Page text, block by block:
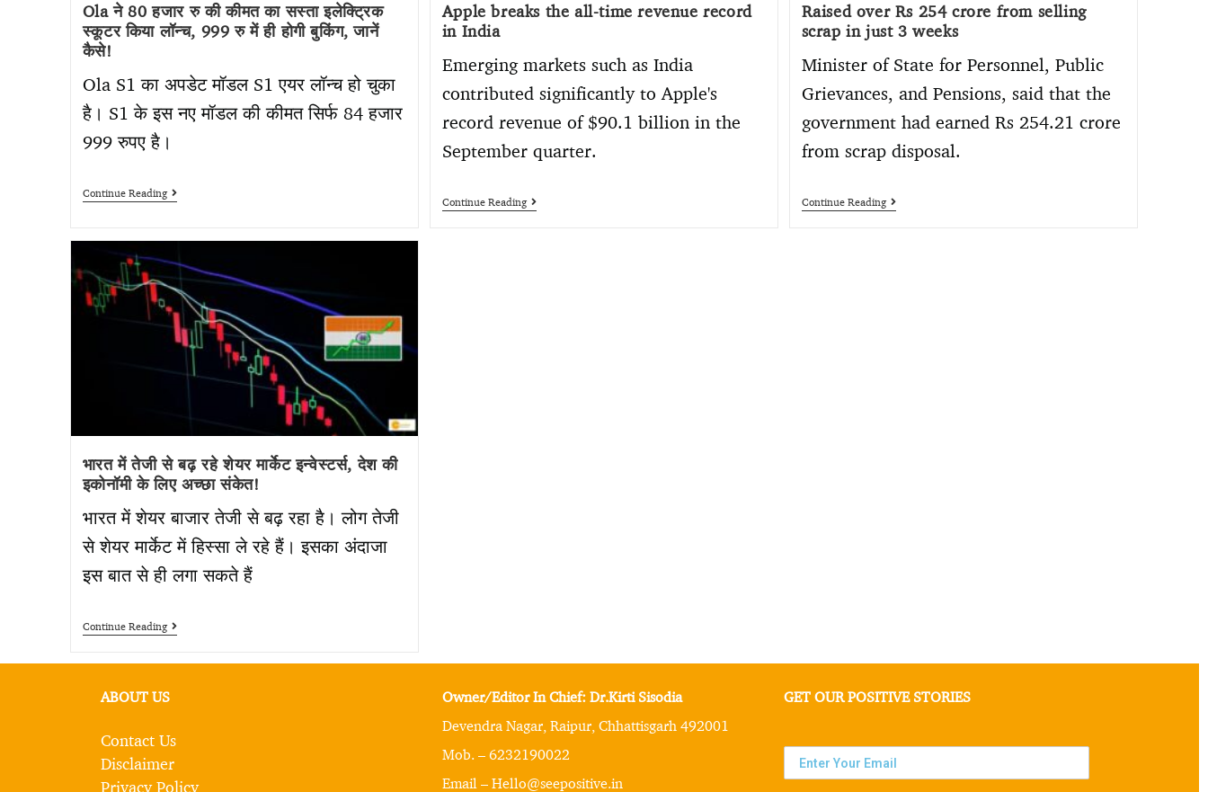
Ola ने 80 हजार रु की कीमत का सस्ता इलेक्ट्रिक
स्कूटर किया लॉन्च, 999 रु में ही होगी बुकिंग, जानें
कैसे!
Ola S1 का अपडेट मॉडल S1 एयर लॉन्च हो चुका
है। S1 के इस नए मॉडल की कीमत सिर्फ 84 हजार
999 रुपए है।
Continue Reading
Apple breaks the all-time revenue record
in India
Emerging markets such as India
contributed significantly to Apple's
record revenue of $90.1 billion in the
September quarter.
Continue Reading
Raised over Rs 254 crore from selling
scrap in just 3 weeks
Minister of State for Personnel, Public
Grievances, and Pensions, said that the
government had earned Rs 254.21 crore
from scrap disposal.
Continue Reading
भारत में तेजी से बढ़ रहे शेयर मार्केट इन्वेस्टर्स, देश की
इकोनॉमी के लिए अच्छा संकेत!
भारत में शेयर बाजार तेजी से बढ़ रहा है। लोग तेजी
से शेयर मार्केट में हिस्सा ले रहे हैं। इसका अंदाजा
इस बात से ही लगा सकते हैं
Continue Reading
ABOUT US
Contact Us
Disclaimer
Privacy Policy
Owner/Editor In Chief: Dr.Kirti Sisodia
Devendra Nagar, Raipur, Chhattisgarh 492001
Mob. – 6232190022
Email – Hello@seepositive.in
GET OUR POSITIVE STORIES